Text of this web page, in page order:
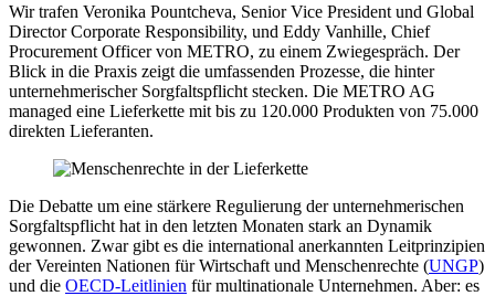
Wir trafen Veronika Pountcheva, Senior Vice President und Global
Director Corporate Responsibility, und Eddy Vanhille, Chief
Procurement Officer von METRO, zu einem Zwiegespräch. Der
Blick in die Praxis zeigt die umfassenden Prozesse, die hinter
unternehmerischer Sorgfaltspflicht stecken. Die METRO AG
managed eine Lieferkette mit bis zu 120.000 Produkten von 75.000
direkten Lieferanten.
Die Debatte um eine stärkere Regulierung der unternehmerischen
Sorgfaltspflicht hat in den letzten Monaten stark an Dynamik
gewonnen. Zwar gibt es die international anerkannten Leitprinzipien
der Vereinten Nationen für Wirtschaft und Menschenrechte (UNGP)
und die OECD-Leitlinien für multinationale Unternehmen. Aber: es